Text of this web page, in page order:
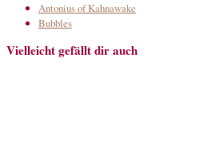
Antonius of Kahnawake
Bubbles
Vielleicht gefällt dir auch